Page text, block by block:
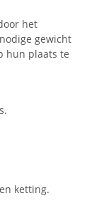
het
gewicht
hun plaats te
ketting.